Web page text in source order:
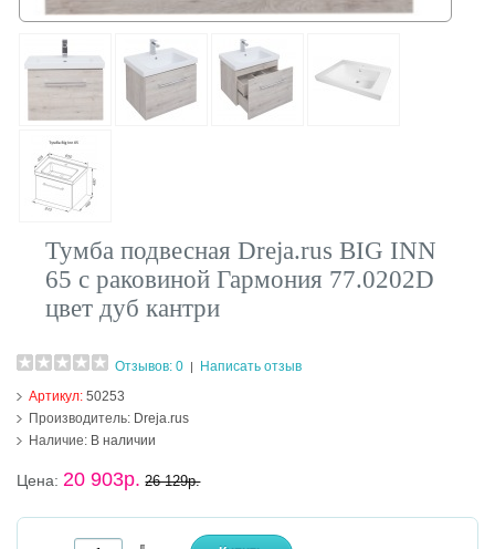
Тумба подвесная Dreja.rus BIG INN
65 с раковиной Гармония 77.0202D
цвет дуб кантри
Отзывов: 0
Написать отзыв
Артикул:50253
Производитель: Dreja.rus
Наличие: В наличии
Цена:20 903р. 26 129р.